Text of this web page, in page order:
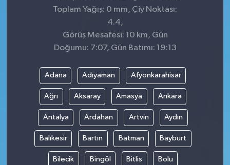
Toplam Yağış: 0 mm, Çiy Noktası:
4.4,
Görüş Mesafesi: 10 km, Gün
Doğumu: 7:07, Gün Batımı: 19:13
Adana Adıyaman Afyonkarahisar
Ağrı Aksaray Amasya Ankara
Antalya Ardahan Artvin Aydın
Balıkesir Bartın Batman Bayburt
Bilecik Bingöl Bitlis Bolu